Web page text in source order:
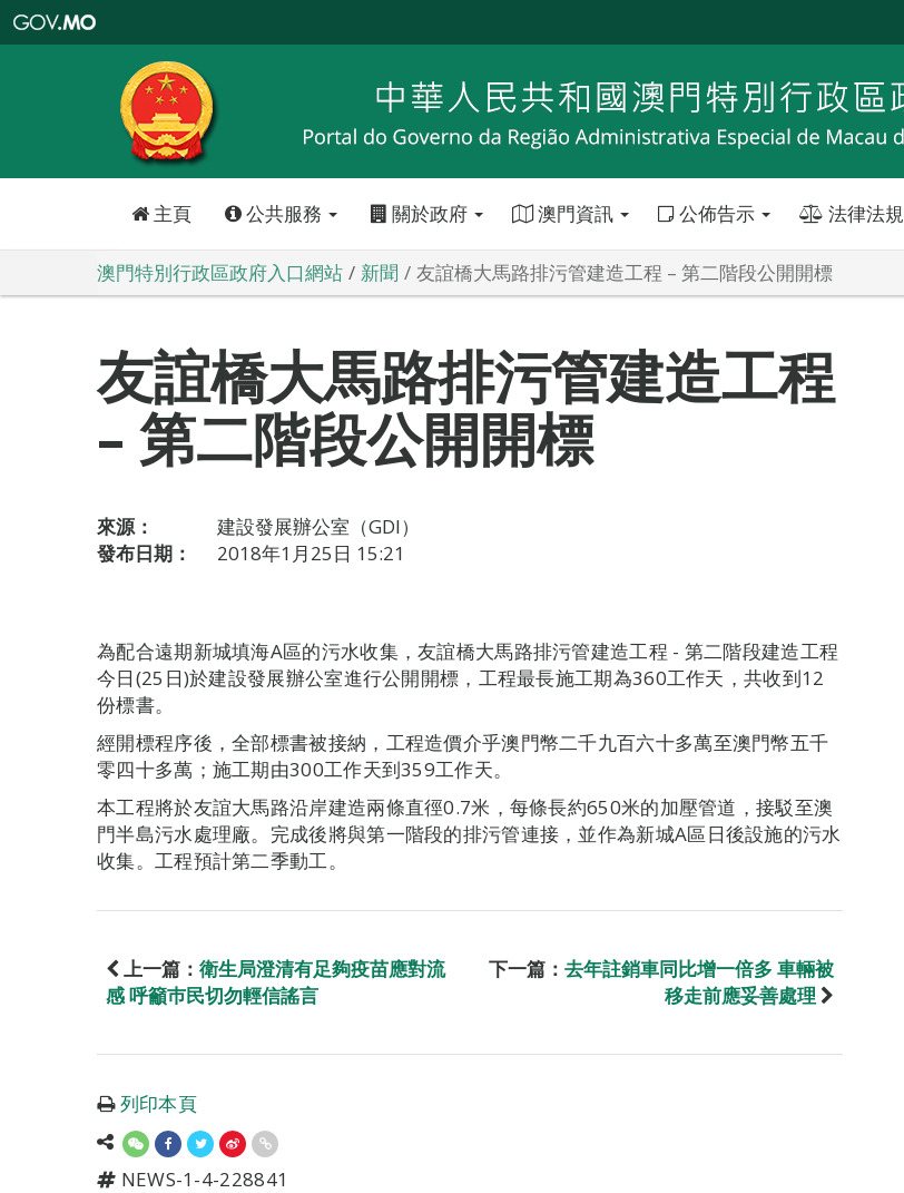
特
政
區
政
口
主頁 公共服務 關於政府 澳門資訊 公佈告示 法律法規
澳門特別行政區政府入口網站 新聞 友誼橋大馬路排污管建造工程 – 第二階段公開開標
友誼橋大馬路排污管建造工程
– 第二階段公開開標
來源：
建設發展辦公室（GDI）
發布日期：
2018年1月25日 15:21
為配合遠期新城填海A區的污水收集，友誼橋大馬路排污管建造工程 - 第二階段建造工程
今日(25日)於建設發展辦公室進行公開開標，工程最長施工期為360工作天，共收到12
份標書。
經開標程序後，全部標書被接納，工程造價介乎澳門幣二千九百六十多萬至澳門幣五千
零四十多萬；施工期由300工作天到359工作天。
本工程將於友誼大馬路沿岸建造兩條直徑0.7米，每條長約650米的加壓管道，接駁至澳
門半島污水處理廠。完成後將與第一階段的排污管連接，並作為新城A區日後設施的污水
收集。工程預計第二季動工。
上一篇： 衛生局澄清有足夠疫苗應對流
感 呼籲巿民切勿輕信謠言
下一篇： 去年註銷車同比增一倍多 車輛被
移走前應妥善處理
列印本頁
NEWS-1-4-228841